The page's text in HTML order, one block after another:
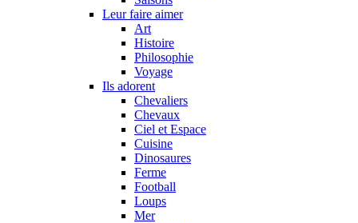
Leur faire aimer
Art
Histoire
Philosophie
Voyage
Ils adorent
Chevaliers
Chevaux
Ciel et Espace
Cuisine
Dinosaures
Ferme
Football
Loups
Mer